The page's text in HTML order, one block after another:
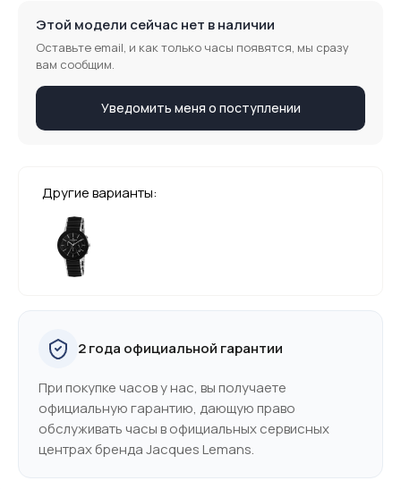
Этой модели сейчас нет в наличии
Оставьте email, и как только часы появятся, мы сразу
вам сообщим.
Уведомить меня о поступлении
Другие варианты:
2 года официальной гарантии
При покупке часов у нас, вы получаете
официальную гарантию, дающую право
обслуживать часы в официальных сервисных
центрах бренда Jacques Lemans.